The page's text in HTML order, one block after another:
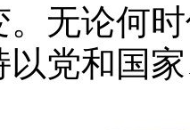
。无论何
以党和国